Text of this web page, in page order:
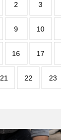
2 3
9 10
16 17
21 22 23